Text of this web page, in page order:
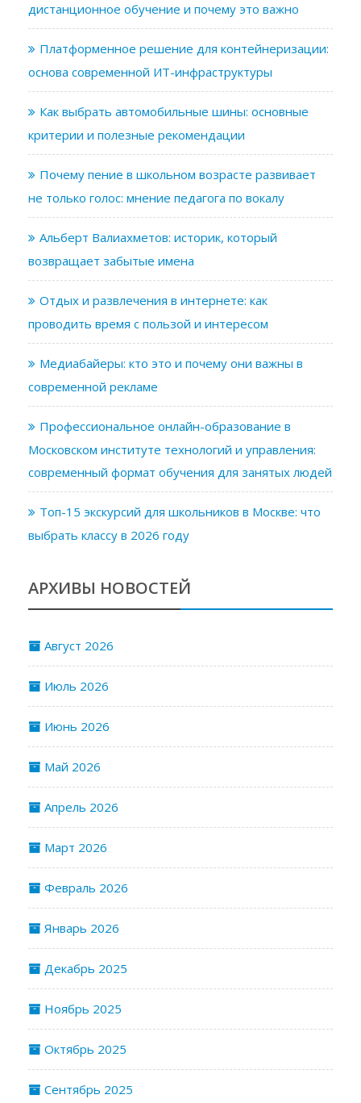
дистанционное обучение и почему это важно
Платформенное решение для контейнеризации:
основа современной ИТ-инфраструктуры
Как выбрать автомобильные шины: основные
критерии и полезные рекомендации
Почему пение в школьном возрасте развивает
не только голос: мнение педагога по вокалу
Альберт Валиахметов: историк, который
возвращает забытые имена
Отдых и развлечения в интернете: как
проводить время с пользой и интересом
Медиабайеры: кто это и почему они важны в
современной рекламе
Профессиональное онлайн-образование в
Московском институте технологий и управления:
современный формат обучения для занятых людей
Топ-15 экскурсий для школьников в Москве: что
выбрать классу в 2026 году
АРХИВЫ НОВОСТЕЙ
Август 2026
Июль 2026
Июнь 2026
Май 2026
Апрель 2026
Март 2026
Февраль 2026
Январь 2026
Декабрь 2025
Ноябрь 2025
Октябрь 2025
Сентябрь 2025